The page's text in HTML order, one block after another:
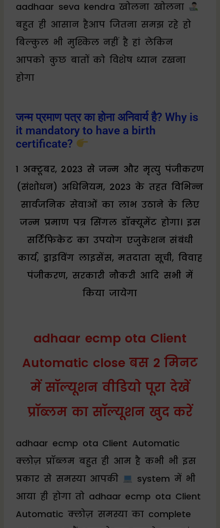
aadhaar seva kendra खोलना खोलना
बहुत ही आसान हैआप जितना समझ रहे हो
बिल्कुल भी मुश्किल नहीं है हां लेकिन
आपको कुछ बातों को विशेष ध्यान रखना
होगा
जन्म प्रमाण पत्र का होना अनिवार्य है? Why is
it mandatory to have a birth
certificate?
1 अक्टूबर, 2023 से जन्म और मृत्यु पंजीकरण
(संशोधन) अधिनियम, 2023 के तहत विभिन्न
सार्वजनिक सेवाओं का लाभ उठाने के लिए
जन्म प्रमाण पत्र सिंगल डॉक्यूमेंट होगा। इस
सर्टिफिकेट का उपयोग एजुकेशन संबंधी
कार्य, ड्राइविंग लाइसेंस, मतदाता सूची, विवाह
पंजीकरण, सरकारी नौकरी आदि सभी में
किया जायेगा
adhaar ecmp ota Client
Automatic close बस 2 मिनट
में सॉल्यूशन वीडियो पूरा देखें
प्रॉब्लम का सॉल्यूशन खुद करें
adhaar ecmp ota Client Automatic
क्लोज़ प्रॉब्लम बहुत ही आम है कभी भी इस
प्रकार से समस्या आपकी
system में भी
आया ही होगा तो adhaar ecmp ota Client
Automatic क्लोज़ समस्या का complete